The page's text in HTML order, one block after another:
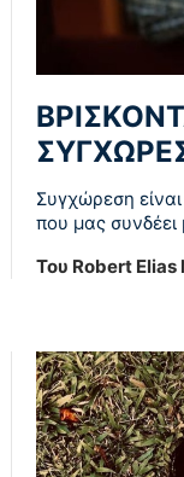
Συγχώρεση
που μας
Του Robert Elias